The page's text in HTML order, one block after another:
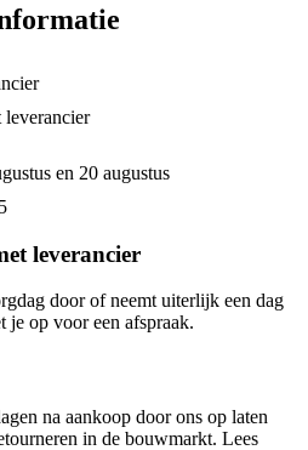
leverancier
en 20 augustus
leverancier
door of neemt uiterlijk een dag
je op voor een afspraak.
na aankoop door ons op laten
in de bouwmarkt. Lees